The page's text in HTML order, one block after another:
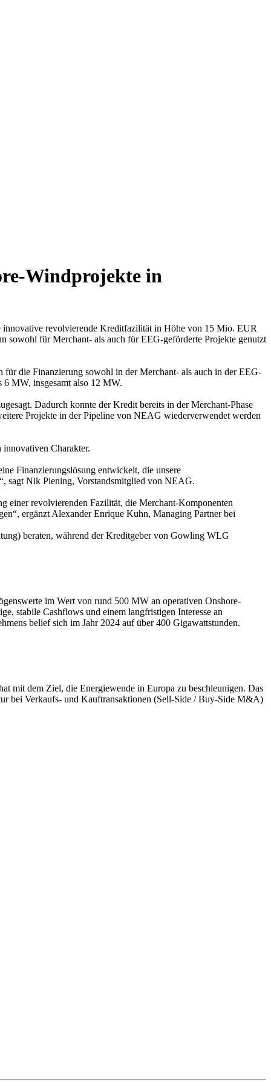
Windprojekte in
revolvierende Kreditfazilität in Höhe von 15 Mio. EUR
sowohl für Merchant- als auch für EEG-geförderte Projekte genutzt
die Finanzierung sowohl in der Merchant- als auch in der EEG-
MW, insgesamt also 12 MW.
Dadurch konnte der Kredit bereits in der Merchant-Phase
Projekte in der Pipeline von NEAG wiederverwendet werden
Charakter.
Finanzierungslösung entwickelt, die unsere
sagt Nik Piening, Vorstandsmitglied von NEAG.
einer revolvierenden Fazilität, die Merchant-Komponenten
ergänzt Alexander Enrique Kuhn, Managing Partner bei
beraten, während der Kreditgeber von Gowling WLG
im Wert von rund 500 MW an operativen Onshore-
stabile Cashflows und einem langfristigen Interesse an
belief sich im Jahr 2024 auf über 400 Gigawattstunden.
mit dem Ziel, die Energiewende in Europa zu beschleunigen. Das
bei Verkaufs- und Kauftransaktionen (Sell-Side / Buy-Side M&A)